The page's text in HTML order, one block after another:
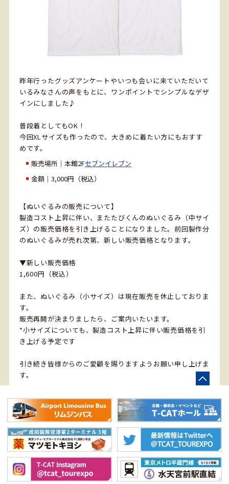
昨年行ったグッズアンケートやいつも会いに来ていただいて
いるみなさんの声をもとに、ワンポイントでシンプルなデザ
インにしました♪
普段着としてもOK！
今回XLサイズも作ったので、大きめに着たい方にもおすす
めです。
販売場所｜本館2Fセブンイレブン
金額｜3,000円（税込）
【ぬいぐるみの販売について】
製造コスト上昇に伴い、またたびくんのぬいぐるみ（中サイ
ズ）の販売価格を引き上げることになりました。前回製作分
のぬいぐるみが売れ次第、新しい販売価格となります。
▼新しい販売価格
1,600円（税込）
また、ぬいぐるみ（小サイズ）は現在販売を休止しておりま
す。
販売再開が決まりましたら、ご案内いたいます。
*小サイズについても、製造コスト上昇に伴い販売価格を引
き上げる予定です
引き続き皆様からのご愛顧を賜りますようお願い申し上げま
す。